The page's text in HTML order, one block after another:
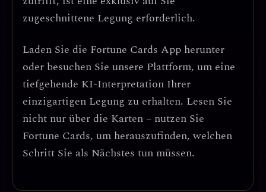
zugeschnittene Legung erforderlich.
Laden Sie die Fortune Cards App herunter
oder besuchen Sie unsere Plattform, um eine
tiefgehende KI-Interpretation Ihrer
einzigartigen Legung zu erhalten. Lesen Sie
nicht nur über die Karten – nutzen Sie
Fortune Cards, um herauszufinden, welchen
Schritt Sie als Nächstes tun müssen.